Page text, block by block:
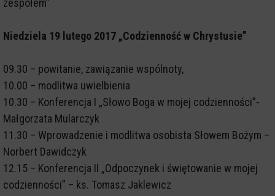
zespołem”
Niedziela 19 lutego 2017 „Codzienność w Chrystusie”
09.30 – powitanie, zawiązanie wspólnoty,
10.00 – modlitwa uwielbienia
10.30 – Konferencja I „Słowo Boga w mojej codzienności”-
Małgorzata Mularczyk
11.30 – Wprowadzenie i modlitwa osobista Słowem Bożym –
Norbert Dawidczyk
12.15 – Konferencja II „Odpoczynek i świętowanie w mojej
codzienności” – ks. Tomasz Jaklewicz